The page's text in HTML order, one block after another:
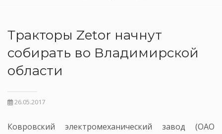
Тракторы Zetor начнут
собирать во Владимирской
области
26.05.2017
Ковровский электромеханический завод (ОАО